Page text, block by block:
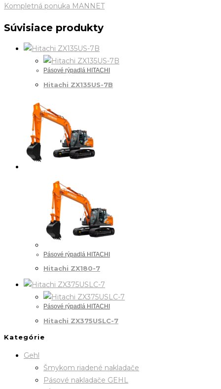
Kompletná ponuka MANNET
Súvisiace produkty
Pásové rýpadlá HITACHI
Hitachi ZX135US-7B
Pásové rýpadlá HITACHI
Hitachi ZX180-7
Pásové rýpadlá HITACHI
Hitachi ZX375USLC-7
Kategórie
Gehl
Šmykom riadené nakladače
Pásové nakladače GEHL